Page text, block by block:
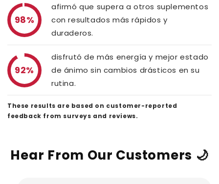
98%
afirmó que supera a otros suplementos
con resultados más rápidos y
duraderos.
92%
disfrutó de más energía y mejor estado
de ánimo sin cambios drásticos en su
rutina.
These results are based on customer-reported
feedback from surveys and reviews.
Hear From Our Customers 🌙